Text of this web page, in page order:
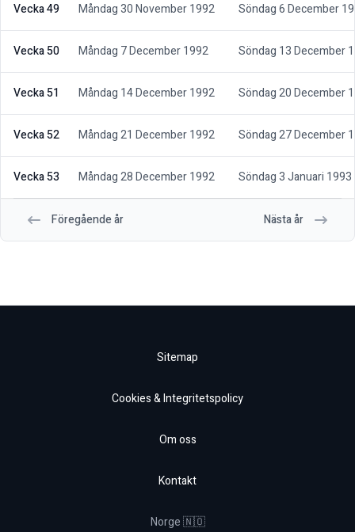
Vecka 49 Måndag 30 November 1992 Söndag 6 December
Vecka 50 Måndag 7 December 1992 Söndag 13 December
Vecka 51 Måndag 14 December 1992 Söndag 20 December
Vecka 52 Måndag 21 December 1992 Söndag 27 December
Vecka 53 Måndag 28 December 1992 Söndag 3 Januari 1993
Föregående år Nästa år
Sitemap
Cookies & Integritetspolicy
Om oss
Kontakt
Norge 🇳🇴